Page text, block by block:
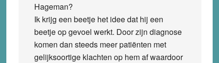
Hageman?
Ik krijg een beetje het idee dat hij een
beetje op gevoel werkt. Door zijn diagnose
komen dan steeds meer patiënten met
gelijksoortige klachten op hem af waardoor